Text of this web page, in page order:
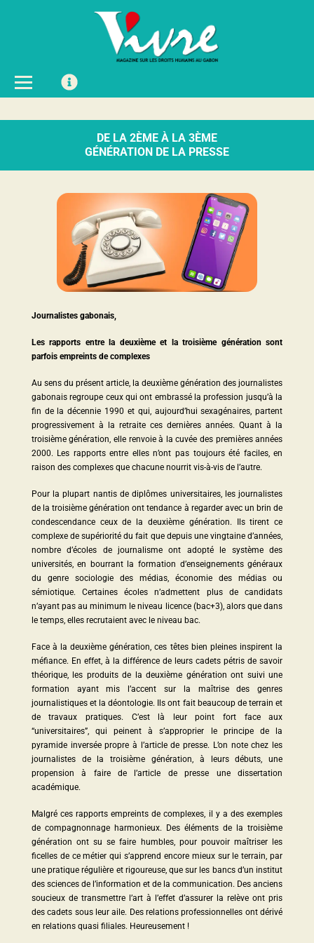
DE LA 2ÈME À LA 3ÈME
GÉNÉRATION DE LA PRESSE
Journalistes gabonais,
Les rapports entre la deuxième et la troisième génération sont
parfois empreints de complexes
Au sens du présent article, la deuxième génération des journalistes
gabonais regroupe ceux qui ont embrassé la profession jusqu’à la
fin de la décennie 1990 et qui, aujourd’hui sexagénaires, partent
progressivement à la retraite ces dernières années. Quant à la
troisième génération, elle renvoie à la cuvée des premières années
2000. Les rapports entre elles n’ont pas toujours été faciles, en
raison des complexes que chacune nourrit vis-à-vis de l’autre.
Pour la plupart nantis de diplômes universitaires, les journalistes
de la troisième génération ont tendance à regarder avec un brin de
condescendance ceux de la deuxième génération. Ils tirent ce
complexe de supériorité du fait que depuis une vingtaine d’années,
nombre d’écoles de journalisme ont adopté le système des
universités, en bourrant la formation d’enseignements généraux
du genre sociologie des médias, économie des médias ou
sémiotique. Certaines écoles n’admettent plus de candidats
n’ayant pas au minimum le niveau licence (bac+3), alors que dans
le temps, elles recrutaient avec le niveau bac.
Face à la deuxième génération, ces têtes bien pleines inspirent la
méfiance. En effet, à la différence de leurs cadets pétris de savoir
théorique, les produits de la deuxième génération ont suivi une
formation ayant mis l’accent sur la maîtrise des genres
journalistiques et la déontologie. Ils ont fait beaucoup de terrain et
de travaux pratiques. C’est là leur point fort face aux
“universitaires”, qui peinent à s’approprier le principe de la
pyramide inversée propre à l’article de presse. L’on note chez les
journalistes de la troisième génération, à leurs débuts, une
propension à faire de l’article de presse une dissertation
académique.
Malgré ces rapports empreints de complexes, il y a des exemples
de compagnonnage harmonieux. Des éléments de la troisième
génération ont su se faire humbles, pour pouvoir maîtriser les
ficelles de ce métier qui s’apprend encore mieux sur le terrain, par
une pratique régulière et rigoureuse, que sur les bancs d’un institut
des sciences de l’information et de la communication. Des anciens
soucieux de transmettre l’art à l’effet d’assurer la relève ont pris
des cadets sous leur aile. Des relations professionnelles ont dérivé
en relations quasi filiales. Heureusement !